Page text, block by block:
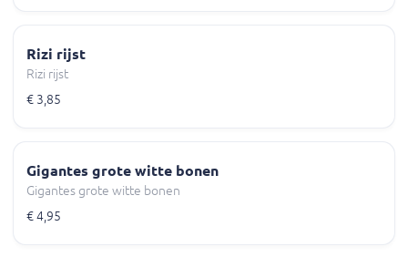
Rizi rijst
Rizi rijst
€ 3,85
Gigantes grote witte bonen
Gigantes grote witte bonen
€ 4,95